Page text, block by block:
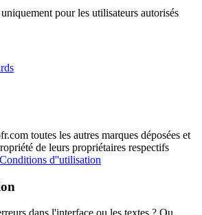
pour les utilisateurs autorisés
toutes les autres marques déposées et
de leurs propriétaires respectifs
Conditions d''utilisation